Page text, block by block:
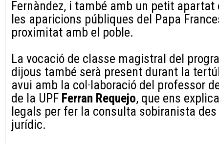
Fernàndez, i també amb un petit
les aparicions públiques del Papa
proximitat amb el poble.
La vocació de classe magistral del
dijous també serà present durant la
avui amb la col·laboració del professor
de la UPF Ferran Requejo, que ens
legals per fer la consulta sobiranista
jurídic.